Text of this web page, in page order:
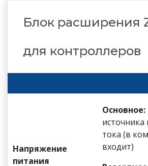
Блок расширения
для контроллеров
Напряжение
питания
Основное:
источника
тока (в
входит)